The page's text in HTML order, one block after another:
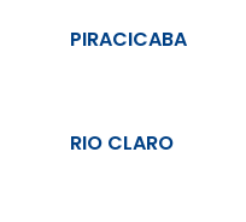
PIRACICABA
RIO CLARO